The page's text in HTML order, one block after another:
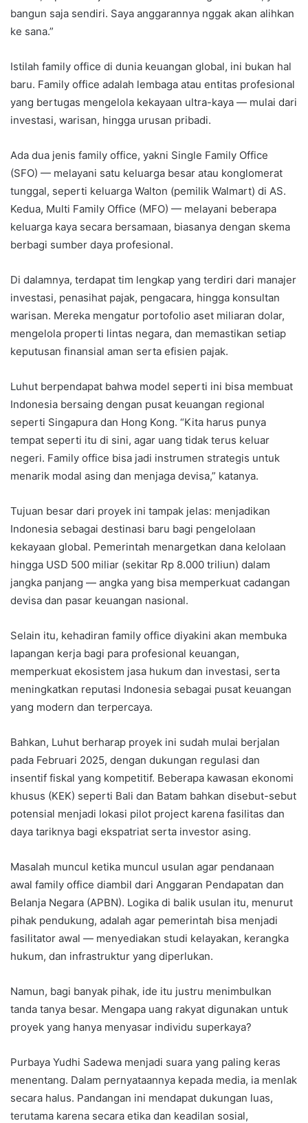
bangun saja sendiri. Saya anggarannya nggak akan alihkan
ke sana.”
Istilah family office di dunia keuangan global, ini bukan hal
baru. Family office adalah lembaga atau entitas profesional
yang bertugas mengelola kekayaan ultra-kaya — mulai dari
investasi, warisan, hingga urusan pribadi.
Ada dua jenis family office, yakni Single Family Office
(SFO) — melayani satu keluarga besar atau konglomerat
tunggal, seperti keluarga Walton (pemilik Walmart) di AS.
Kedua, Multi Family Office (MFO) — melayani beberapa
keluarga kaya secara bersamaan, biasanya dengan skema
berbagi sumber daya profesional.
Di dalamnya, terdapat tim lengkap yang terdiri dari manajer
investasi, penasihat pajak, pengacara, hingga konsultan
warisan. Mereka mengatur portofolio aset miliaran dolar,
mengelola properti lintas negara, dan memastikan setiap
keputusan finansial aman serta efisien pajak.
Luhut berpendapat bahwa model seperti ini bisa membuat
Indonesia bersaing dengan pusat keuangan regional
seperti Singapura dan Hong Kong. “Kita harus punya
tempat seperti itu di sini, agar uang tidak terus keluar
negeri. Family office bisa jadi instrumen strategis untuk
menarik modal asing dan menjaga devisa,” katanya.
Tujuan besar dari proyek ini tampak jelas: menjadikan
Indonesia sebagai destinasi baru bagi pengelolaan
kekayaan global. Pemerintah menargetkan dana kelolaan
hingga USD 500 miliar (sekitar Rp 8.000 triliun) dalam
jangka panjang — angka yang bisa memperkuat cadangan
devisa dan pasar keuangan nasional.
Selain itu, kehadiran family office diyakini akan membuka
lapangan kerja bagi para profesional keuangan,
memperkuat ekosistem jasa hukum dan investasi, serta
meningkatkan reputasi Indonesia sebagai pusat keuangan
yang modern dan terpercaya.
Bahkan, Luhut berharap proyek ini sudah mulai berjalan
pada Februari 2025, dengan dukungan regulasi dan
insentif fiskal yang kompetitif. Beberapa kawasan ekonomi
khusus (KEK) seperti Bali dan Batam bahkan disebut-sebut
potensial menjadi lokasi pilot project karena fasilitas dan
daya tariknya bagi ekspatriat serta investor asing.
Masalah muncul ketika muncul usulan agar pendanaan
awal family office diambil dari Anggaran Pendapatan dan
Belanja Negara (APBN). Logika di balik usulan itu, menurut
pihak pendukung, adalah agar pemerintah bisa menjadi
fasilitator awal — menyediakan studi kelayakan, kerangka
hukum, dan infrastruktur yang diperlukan.
Namun, bagi banyak pihak, ide itu justru menimbulkan
tanda tanya besar. Mengapa uang rakyat digunakan untuk
proyek yang hanya menyasar individu superkaya?
Purbaya Yudhi Sadewa menjadi suara yang paling keras
menentang. Dalam pernyataannya kepada media, ia menlak
secara halus. Pandangan ini mendapat dukungan luas,
terutama karena secara etika dan keadilan sosial,